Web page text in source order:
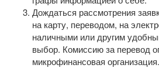
Дождаться рассмотрения
на карту, переводом, на
наличными или другим
выбор. Комиссию за перевод
микрофинансовая организация.